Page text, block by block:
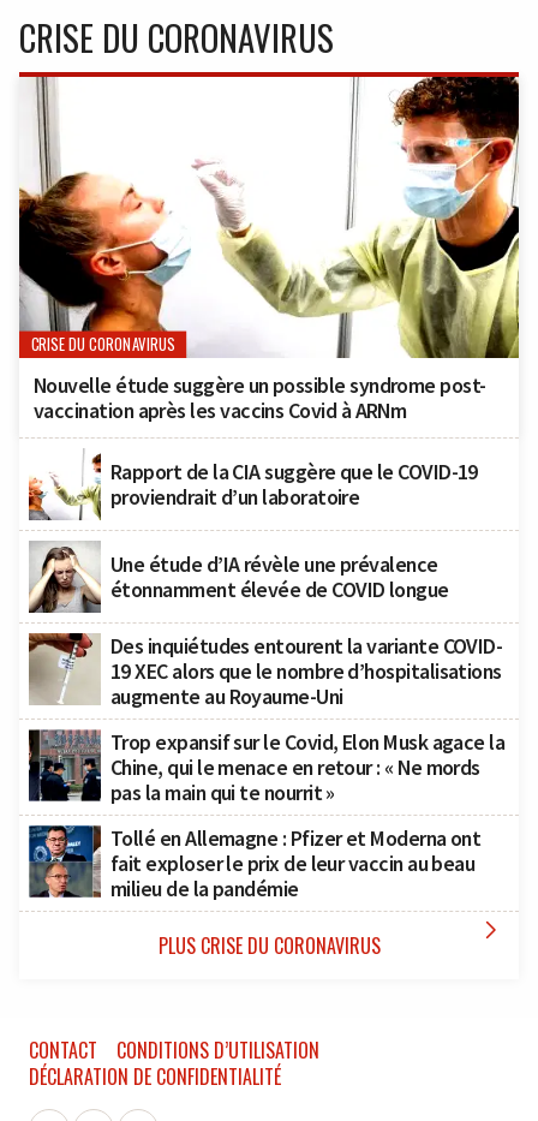
CRISE DU CORONAVIRUS
CRISE DU CORONAVIRUS
Nouvelle étude suggère un possible syndrome post-
vaccination après les vaccins Covid à ARNm
Rapport de la CIA suggère que le COVID-19
proviendrait d’un laboratoire
Une étude d’IA révèle une prévalence
étonnamment élevée de COVID longue
Des inquiétudes entourent la variante COVID-
19 XEC alors que le nombre d’hospitalisations
augmente au Royaume-Uni
Trop expansif sur le Covid, Elon Musk agace la
Chine, qui le menace en retour : « Ne mords
pas la main qui te nourrit »
Tollé en Allemagne : Pfizer et Moderna ont
fait exploser le prix de leur vaccin au beau
milieu de la pandémie
PLUS CRISE DU CORONAVIRUS 
CONTACT
CONDITIONS D’UTILISATION
DÉCLARATION DE CONFIDENTIALITÉ